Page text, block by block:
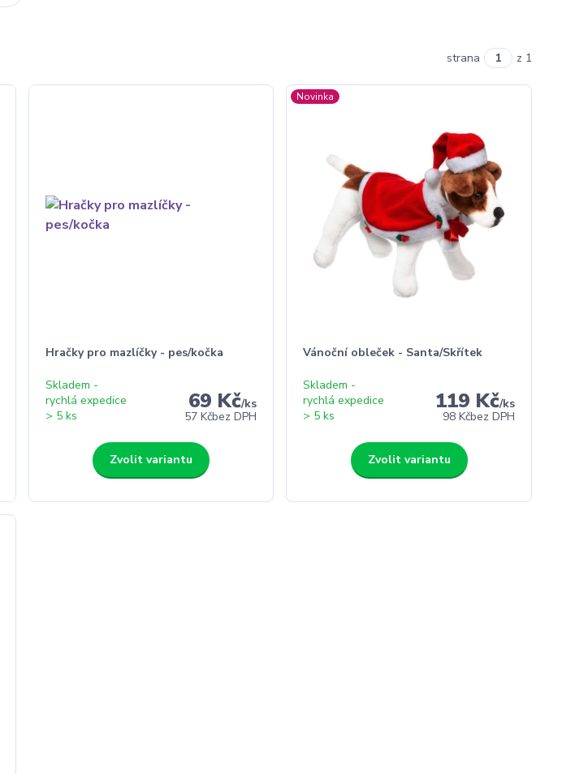
strana z 1
Hračky pro mazlíčky - pes/kočka
69 Kč/ks
57 Kčbez DPH
Skladem -
rychlá expedice
> 5 ks
Zvolit variantu
Novinka
Vánoční obleček - Santa/Skřítek
119 Kč/ks
98 Kčbez DPH
Skladem -
rychlá expedice
> 5 ks
Zvolit variantu